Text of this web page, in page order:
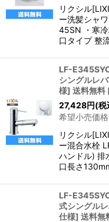
リクシル
ー洗髪シャ
45SN ・寒
口タイプ 整
LF-
シングルレ
様] 送料無料
27,428円(税
希望小売価格
リクシル
ー混合水栓
ハンドル) 排
口長さ
LF-
式シングル
仕様] 送料無